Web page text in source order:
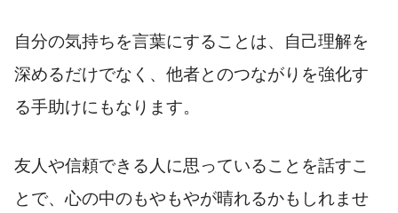
自分の気持ちを言葉にすることは、自己理解を
深めるだけでなく、他者とのつながりを強化す
る手助けにもなります。
友人や信頼できる人に思っていることを話すこ
とで、心の中のもやもやが晴れるかもしれませ